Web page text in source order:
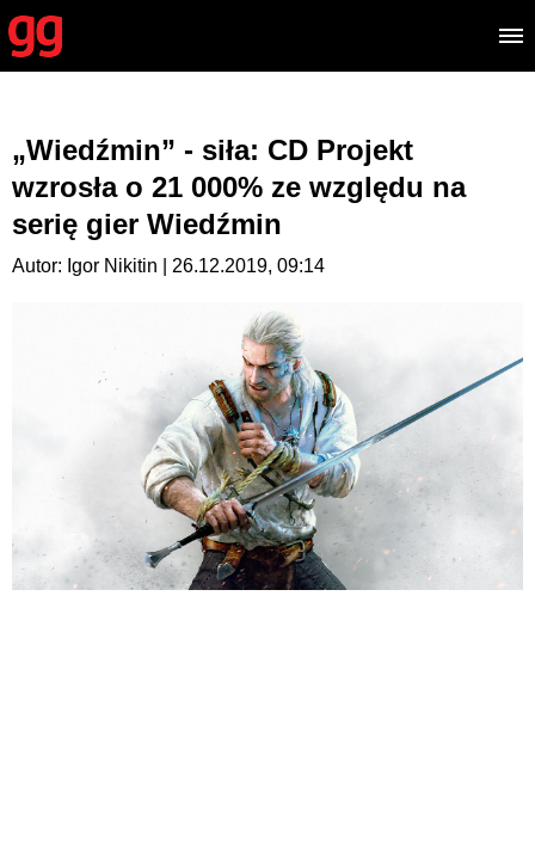
„Wiedźmin” - siła: CD Projekt
wzrosła o 21 000% ze względu na
serię gier Wiedźmin
Autor: Igor Nikitin | 26.12.2019, 09:14